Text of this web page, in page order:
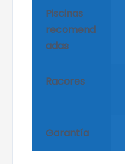
Piscinas
recomend
adas
Racores
Garantía